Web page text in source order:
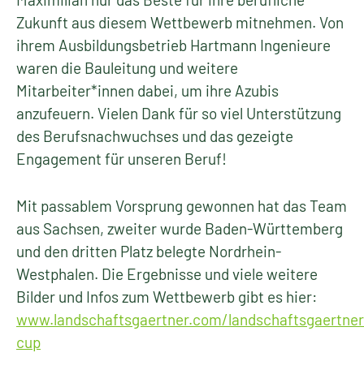
Zukunft aus diesem Wettbewerb mitnehmen. Von
ihrem Ausbildungsbetrieb Hartmann Ingenieure
waren die Bauleitung und weitere
Mitarbeiter*innen dabei, um ihre Azubis
anzufeuern. Vielen Dank für so viel Unterstützung
des Berufsnachwuchses und das gezeigte
Engagement für unseren Beruf!
Mit passablem Vorsprung gewonnen hat das Team
aus Sachsen, zweiter wurde Baden-Württemberg
und den dritten Platz belegte Nordrhein-
Westphalen. Die Ergebnisse und viele weitere
Bilder und Infos zum Wettbewerb gibt es hier:
www.landschaftsgaertner.com/
cup